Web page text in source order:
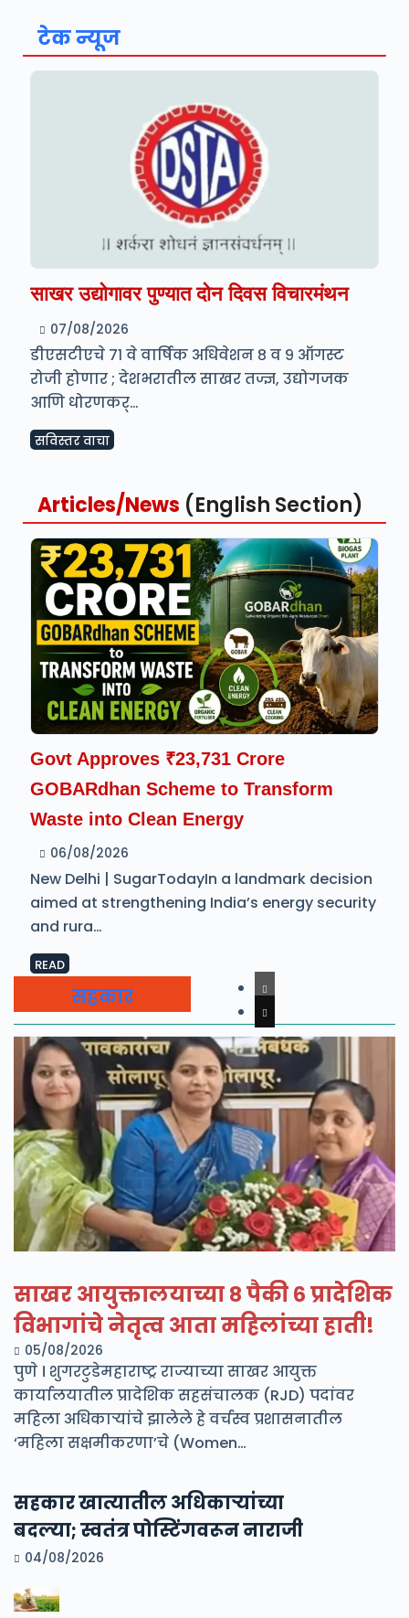
टेक न्यूज
साखर उद्योगावर पुण्यात दोन दिवस विचारमंथन
07/08/2026
डीएसटीएचे ७१ वे वार्षिक अधिवेशन ८ व ९ ऑगस्ट
रोजी होणार ; देशभरातील साखर तज्ज्ञ, उद्योगजक
आणि धोरणकर्…
सविस्तर वाचा
Articles/News (English Section)
Govt Approves ₹23,731 Crore
GOBARdhan Scheme to Transform
Waste into Clean Energy
06/08/2026
New Delhi | SugarTodayIn a landmark decision
aimed at strengthening India’s energy security
and rura…
READ
सहकार
साखर आयुक्तालयाच्या ८ पैकी ६ प्रादेशिक
विभागांचे नेतृत्व आता महिलांच्या हाती!
05/08/2026
पुणे । शुगरटुडेमहाराष्ट्र राज्याच्या साखर आयुक्त
कार्यालयातील प्रादेशिक सहसंचालक (RJD) पदांवर
महिला अधिकाऱ्यांचे झालेले हे वर्चस्व प्रशासनातील
‘महिला सक्षमीकरणा’चे (Women…
सहकार खात्यातील अधिकाऱ्यांच्या
बदल्या; स्वतंत्र पोस्टिंगवरून नाराजी
04/08/2026